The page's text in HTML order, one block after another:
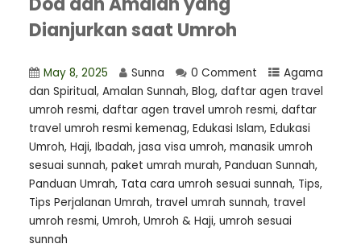
Dianjurkan saat Umroh
May 8, 2025 Sunna 0 Comment
Agama
dan Spiritual, Amalan Sunnah, Blog, daftar agen travel
umroh resmi, ⁠daftar agen travel umroh resmi, daftar
travel umroh resmi kemenag, Edukasi Islam, Edukasi
Umroh, Haji, Ibadah, jasa visa umroh, manasik umroh
sesuai sunnah, paket umrah murah, Panduan Sunnah,
Panduan Umrah, Tata cara umroh sesuai sunnah, Tips,
Tips Perjalanan Umrah, travel umrah sunnah, travel
umroh resmi, Umroh, Umroh & Haji, umroh sesuai
sunnah